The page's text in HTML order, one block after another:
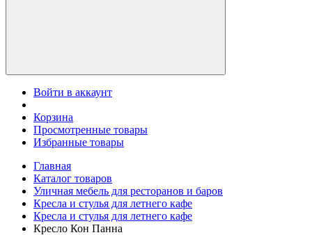
Войти в аккаунт
Корзина
Просмотренные товары
Избранные товары
Главная
Каталог товаров
Уличная мебель для ресторанов и баров
Кресла и стулья для летнего кафе
Кресла и стулья для летнего кафе
Кресло Кон Панна